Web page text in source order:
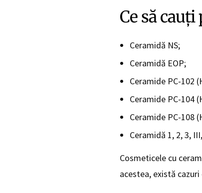
Ce să cauți
Ceramidă NS;
Ceramidă EOP;
Ceramide PC-102
Ceramide PC-104
Ceramide PC-108
Ceramidă 1, 2, 3,
Cosmeticele cu
acestea, există